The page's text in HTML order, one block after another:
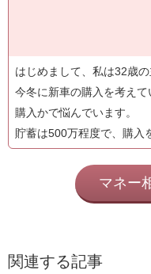
はじめまして、私は32歳
今冬に新車の購入を考え
購入かで悩んでいます。
貯蓄は500万程度で、購入
マネー
関連する記事